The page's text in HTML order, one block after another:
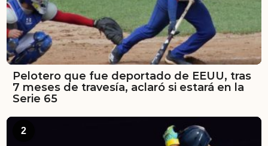
Pelotero que fue deportado de EEUU, tras
7 meses de travesía, aclaró si estará en la
Serie 65
2